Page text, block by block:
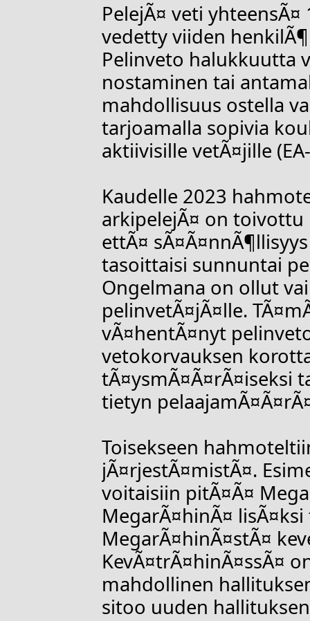
PelejÃ¤ veti
vedetty viiden
Pelinveto halukkuutta
nostaminen tai
mahdollisuus ostella
tarjoamalla sopivia
aktiivisille vetÃ¤jille
Kaudelle 2023
arkipelejÃ¤ on toivottu
ettÃ¤
tasoittaisi sunnuntai
Ongelmana on ollut
pelinvetÃ¤jÃ¤lle.
vÃ¤hentÃ¤nyt
vetokorvauksen
tÃ¤ysmÃ¤Ã¤rÃ¤iseksi
tietyn
Toisekseen
jÃ¤rjestÃ¤mistÃ¤.
voitaisiin pitÃ¤Ã¤
MegarÃ¤hinÃ¤
MegarÃ¤hinÃ¤stÃ¤
KevÃ¤trÃ¤hinÃ¤ssÃ¤
mahdollinen
sitoo uuden hallituksen